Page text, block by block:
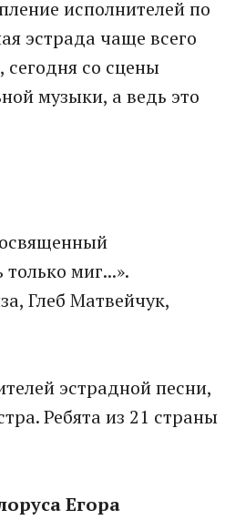
исполнителей по
эстрада чаще всего
сегодня со сцены
музыки, а ведь это
миг...».
Глеб Матвейчук,
эстрадной песни,
Ребята из 21 страны
Егора